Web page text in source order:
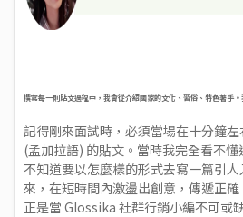
撰寫每一則貼文過程中，我會從介紹國家的文化、習俗、特色著手。
記得剛來面試時，必須當場在十分鐘
(孟加拉語) 的貼文。當時我完全看不
不知道要以怎麼樣的形式去寫一篇引
來，在短時間內激盪出創意，傳遞正確
正是當 Glossika 社群行銷小編不可或